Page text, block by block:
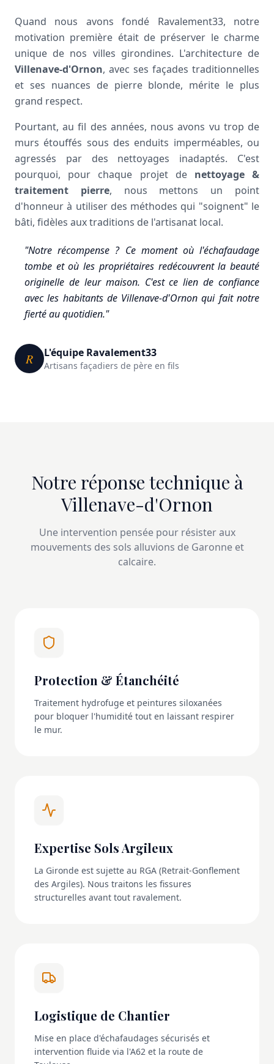
Quand nous avons fondé Ravalement33, notre
motivation première était de préserver le charme
unique de nos villes girondines. L'architecture de
Villenave-d'Ornon, avec ses façades traditionnelles
et ses nuances de pierre blonde, mérite le plus
grand respect.
Pourtant, au fil des années, nous avons vu trop de
murs étouffés sous des enduits imperméables, ou
agressés par des nettoyages inadaptés. C'est
pourquoi, pour chaque projet de nettoyage &
traitement pierre, nous mettons un point
d'honneur à utiliser des méthodes qui "soignent" le
bâti, fidèles aux traditions de l'artisanat local.
"Notre récompense ? Ce moment où l'échafaudage
tombe et où les propriétaires redécouvrent la beauté
originelle de leur maison. C'est ce lien de confiance
avec les habitants de Villenave-d'Ornon qui fait notre
fierté au quotidien."
R L'équipe Ravalement33
Artisans façadiers de père en fils
Notre réponse technique à
Villenave-d'Ornon
Une intervention pensée pour résister aux
mouvements des sols alluvions de Garonne et
calcaire.
Protection & Étanchéité
Traitement hydrofuge et peintures siloxanées
pour bloquer l'humidité tout en laissant respirer
le mur.
Expertise Sols Argileux
La Gironde est sujette au RGA (Retrait-Gonflement
des Argiles). Nous traitons les fissures
structurelles avant tout ravalement.
Logistique de Chantier
Mise en place d'échafaudages sécurisés et
intervention fluide via l'A62 et la route de